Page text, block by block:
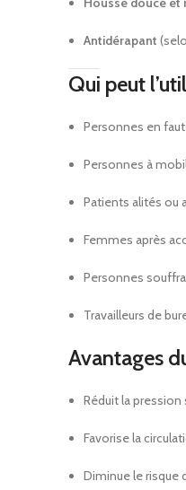
Antidérapant
Qui peut
Personnes en
Personnes à
Patients alités ou
Femmes après
Personnes
Travailleurs de
Avantages
Réduit la
Favorise la
Diminue le risque